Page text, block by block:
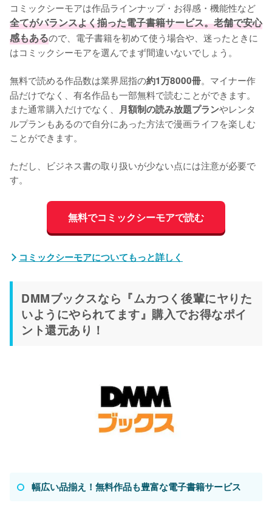
コミックシーモアは作品ラインナップ・お得感・機能性など
全てがバランスよく揃った電子書籍サービス。老舗で安心
感もあるので、電子書籍を初めて使う場合や、迷ったときに
はコミックシーモアを選んでまず間違いないでしょう。
無料で読める作品数は業界屈指の約1万8000冊。マイナー作
品だけでなく、有名作品も一部無料で読むことができます。
また通常購入だけでなく、 月額制の読み放題プランやレンタ
ルプランもあるので自分にあった方法で漫画ライフを楽しむ
ことができます。
ただし、ビジネス書の取り扱いが少ない点には注意が必要で
す。
無料でコミックシーモアで読む
コミックシーモアについてもっと詳しく
DMMブックスなら『ムカつく後輩にヤりた
いようにやられてます』購入でお得なポイ
ント還元あり！
幅広い品揃え！無料作品も豊富な電子書籍サービス